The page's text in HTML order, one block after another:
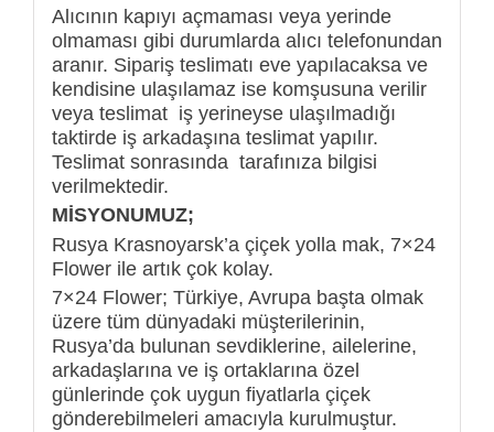
Alıcının kapıyı açmaması veya yerinde
olmaması gibi durumlarda alıcı telefonundan
aranır. Sipariş teslimatı eve yapılacaksa ve
kendisine ulaşılamaz ise komşusuna verilir
veya teslimat iş yerineyse ulaşılmadığı
taktirde iş arkadaşına teslimat yapılır.
Teslimat sonrasında tarafınıza bilgisi
verilmektedir.
MİSYONUMUZ;
Rusya Krasnoyarsk’a çiçek yolla mak, 7×24
Flower ile artık çok kolay.
7×24 Flower; Türkiye, Avrupa başta olmak
üzere tüm dünyadaki müşterilerinin,
Rusya’da bulunan sevdiklerine, ailelerine,
arkadaşlarına ve iş ortaklarına özel
günlerinde çok uygun fiyatlarla çiçek
gönderebilmeleri amacıyla kurulmuştur.